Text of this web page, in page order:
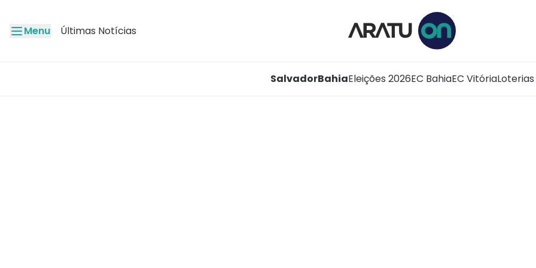
Menu Últimas Notícias
SalvadorBahiaEleições 2026EC BahiaEC VitóriaLoterias